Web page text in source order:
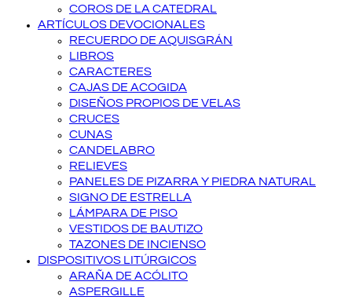
COROS DE LA CATEDRAL
ARTÍCULOS DEVOCIONALES
RECUERDO DE AQUISGRÁN
LIBROS
CARACTERES
CAJAS DE ACOGIDA
DISEÑOS PROPIOS DE VELAS
CRUCES
CUNAS
CANDELABRO
RELIEVES
PANELES DE PIZARRA Y PIEDRA NATURAL
SIGNO DE ESTRELLA
LÁMPARA DE PISO
VESTIDOS DE BAUTIZO
TAZONES DE INCIENSO
DISPOSITIVOS LITÚRGICOS
ARAÑA DE ACÓLITO
ASPERGILLE